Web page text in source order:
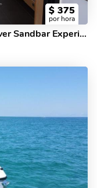
$ 375
por hora
Sealine C330v Luxury Yacht | Haulover Sandbar Experience